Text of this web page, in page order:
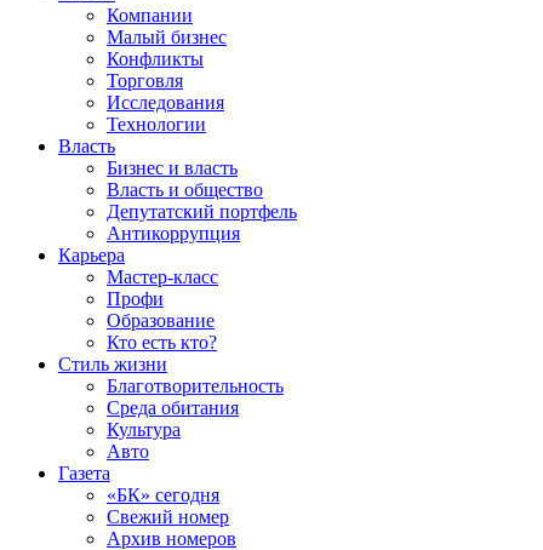
Компании
Малый бизнес
Конфликты
Торговля
Исследования
Технологии
Власть
Бизнес и власть
Власть и общество
Депутатский портфель
Антикоррупция
Карьера
Мастер-класс
Профи
Образование
Кто есть кто?
Стиль жизни
Благотворительность
Среда обитания
Культура
Авто
Газета
«БК» сегодня
Свежий номер
Архив номеров